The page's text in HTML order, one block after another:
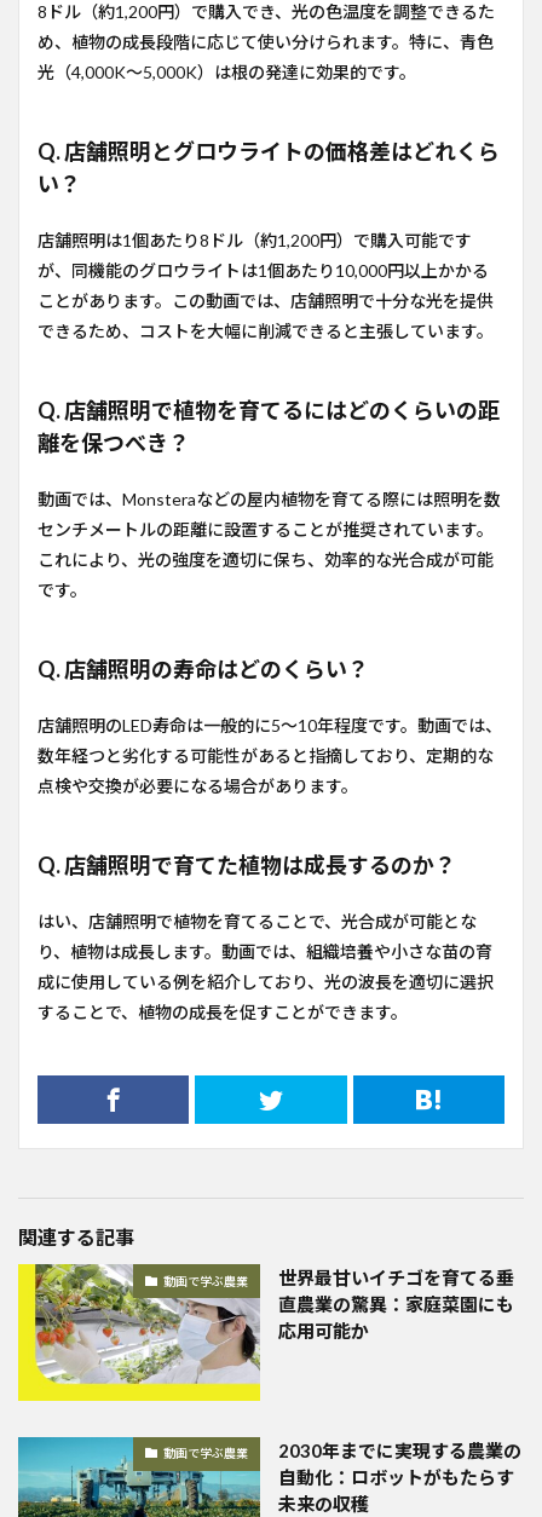
8ドル（約1,200円）で購入でき、光の色温度を調整できるた
め、植物の成長段階に応じて使い分けられます。特に、青色
光（4,000K〜5,000K）は根の発達に効果的です。
Q. 店舗照明とグロウライトの価格差はどれくら
い？
店舗照明は1個あたり8ドル（約1,200円）で購入可能です
が、同機能のグロウライトは1個あたり10,000円以上かかる
ことがあります。この動画では、店舗照明で十分な光を提供
できるため、コストを大幅に削減できると主張しています。
Q. 店舗照明で植物を育てるにはどのくらいの距
離を保つべき？
動画では、Monsteraなどの屋内植物を育てる際には照明を数
センチメートルの距離に設置することが推奨されています。
これにより、光の強度を適切に保ち、効率的な光合成が可能
です。
Q. 店舗照明の寿命はどのくらい？
店舗照明のLED寿命は一般的に5〜10年程度です。動画では、
数年経つと劣化する可能性があると指摘しており、定期的な
点検や交換が必要になる場合があります。
Q. 店舗照明で育てた植物は成長するのか？
はい、店舗照明で植物を育てることで、光合成が可能とな
り、植物は成長します。動画では、組織培養や小さな苗の育
成に使用している例を紹介しており、光の波長を適切に選択
することで、植物の成長を促すことができます。
関連する記事
動画で学ぶ農業
世界最甘いイチゴを育てる垂
直農業の驚異：家庭菜園にも
応用可能か
動画で学ぶ農業
2030年までに実現する農業の
自動化：ロボットがもたらす
未来の収穫